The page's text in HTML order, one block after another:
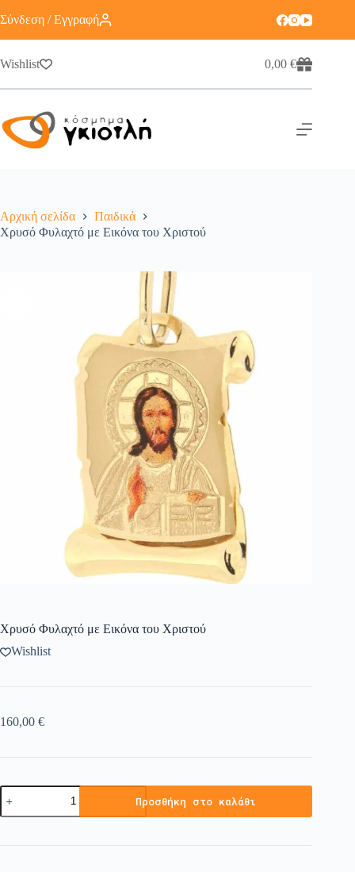
Σύνδεση / Εγγραφή
Wishlist 0,00€
Αρχική σελίδα
Παιδικά
Χρυσό Φυλαχτό με Εικόνα του Χριστού
Χρυσό Φυλαχτό με Εικόνα του Χριστού
Wishlist
160,00 €
Προσθήκη στο καλάθι